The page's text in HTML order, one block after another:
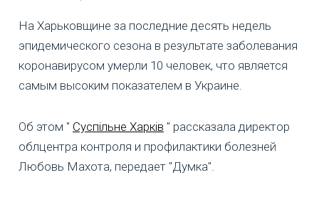
На Харьковщине за последние десять недель
эпидемического сезона в результате заболевания
коронавирусом умерли 10 человек, что является
самым высоким показателем в Украине.
Об этом " Суспільне Харків " рассказала директор
облцентра контроля и профилактики болезней
Любовь Махота, передает "Думка".